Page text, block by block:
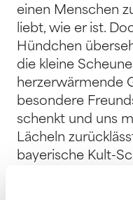
einen Menschen
liebt, wie er ist.
Hündchen
die kleine
herzerwärmende
besondere
schenkt und uns
Lächeln
bayerische Kult-
Geschichte des
mit der wichtigen